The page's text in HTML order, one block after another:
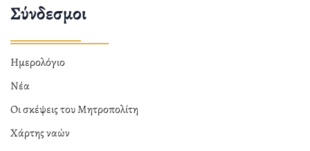
Σύνδεσμοι
Ημερολόγιο
Νέα
Οι σκέψεις του Μητροπολίτη
Χάρτης ναών